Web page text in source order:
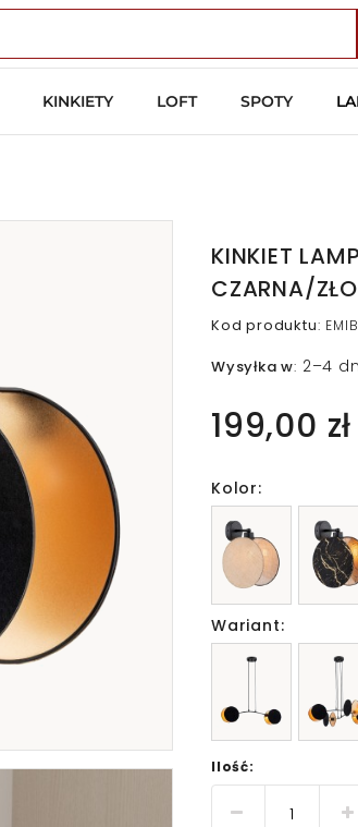
KINKIETY LOFT SPOTY
KINKIET
CZARNA/
Kod produktu:
Wysyłka w: 2–4
199,00 zł
Kolor:
Wariant:
Ilość: